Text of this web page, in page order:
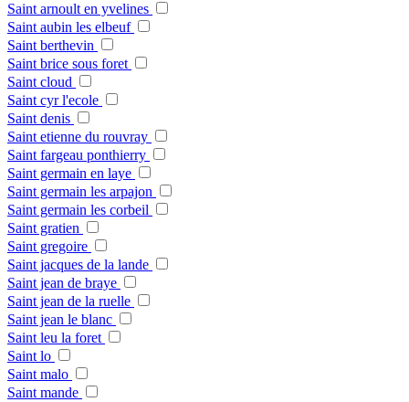
Saint arnoult en yvelines
Saint aubin les elbeuf
Saint berthevin
Saint brice sous foret
Saint cloud
Saint cyr l'ecole
Saint denis
Saint etienne du rouvray
Saint fargeau ponthierry
Saint germain en laye
Saint germain les arpajon
Saint germain les corbeil
Saint gratien
Saint gregoire
Saint jacques de la lande
Saint jean de braye
Saint jean de la ruelle
Saint jean le blanc
Saint leu la foret
Saint lo
Saint malo
Saint mande